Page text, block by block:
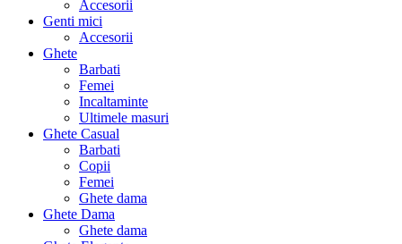
Accesorii
Genti mici
Accesorii
Ghete
Barbati
Femei
Incaltaminte
Ultimele masuri
Ghete Casual
Barbati
Copii
Femei
Ghete dama
Ghete Dama
Ghete dama